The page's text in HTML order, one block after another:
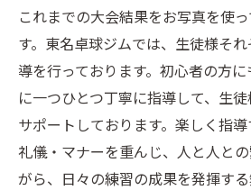
これまでの大会結果をお写真を使
す。東名卓球ジムでは、生徒様そ
導を行っております。初心者の方
に一つひとつ丁寧に指導して、生
サポートしております。楽しく指導
礼儀・マナーを重んじ、人と人と
がら、日々の練習の成果を発揮す